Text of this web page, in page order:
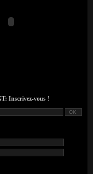
Inscrivez-vous !